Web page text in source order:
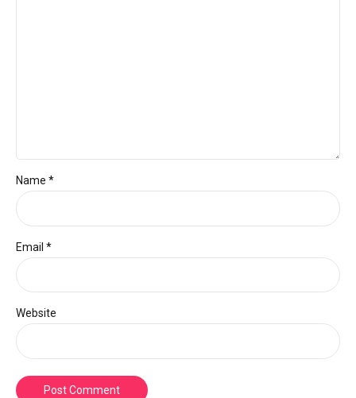
Name *
Email *
Website
Post Comment